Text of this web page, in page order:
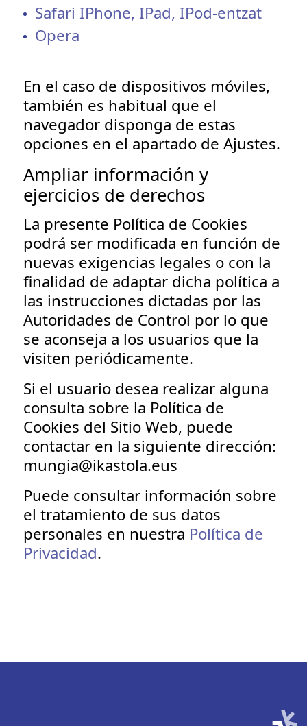
Safari IPhone, IPad, IPod-entzat
Opera
En el caso de dispositivos móviles,
también es habitual que el
navegador disponga de estas
opciones en el apartado de Ajustes.
Ampliar información y
ejercicios de derechos
La presente Política de Cookies
podrá ser modificada en función de
nuevas exigencias legales o con la
finalidad de adaptar dicha política a
las instrucciones dictadas por las
Autoridades de Control por lo que
se aconseja a los usuarios que la
visiten periódicamente.
Si el usuario desea realizar alguna
consulta sobre la Política de
Cookies del Sitio Web, puede
contactar en la siguiente dirección:
mungia@ikastola.eus
Puede consultar información sobre
el tratamiento de sus datos
personales en nuestra Política de
Privacidad.